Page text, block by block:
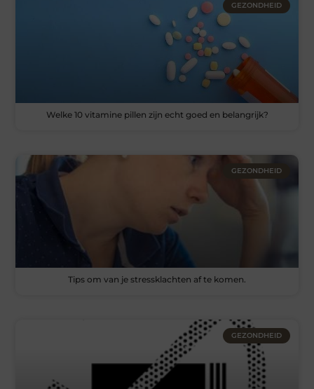
GEZONDHEID
Welke 10 vitamine pillen zijn echt goed en belangrijk?
GEZONDHEID
Tips om van je stressklachten af te komen.
GEZONDHEID